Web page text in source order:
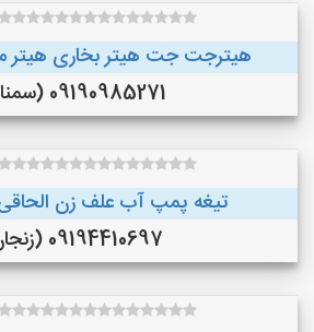
هیترجت جت هیتر بخاری
09190985271 (سمنان )
تیغه پمپ آب علف زن
09194410697 (زنجان )